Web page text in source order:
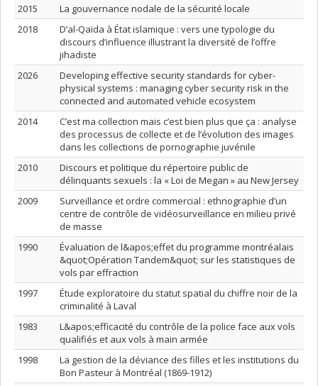
2015
La gouvernance nodale de la sécurité locale
2018
D’al-Qaïda à État islamique : vers une typologie du
discours d’influence illustrant la diversité de l’offre
jihadiste
2026
Developing effective security standards for cyber-
physical systems : managing cyber security risk in the
connected and automated vehicle ecosystem
2014
C’est ma collection mais c’est bien plus que ça : analyse
des processus de collecte et de l’évolution des images
dans les collections de pornographie juvénile
2010
Discours et politique du répertoire public de
délinquants sexuels : la « Loi de Megan » au New Jersey
2009
Surveillance et ordre commercial : ethnographie d’un
centre de contrôle de vidéosurveillance en milieu privé
de masse
1990
Évaluation de l&apos;effet du programme montréalais
&quot;Opération Tandem&quot; sur les statistiques de
vols par effraction
1997
Étude exploratoire du statut spatial du chiffre noir de la
criminalité à Laval
1983
L&apos;efficacité du contrôle de la police face aux vols
qualifiés et aux vols à main armée
1998
La gestion de la déviance des filles et les institutions du
Bon Pasteur à Montréal (1869-1912)